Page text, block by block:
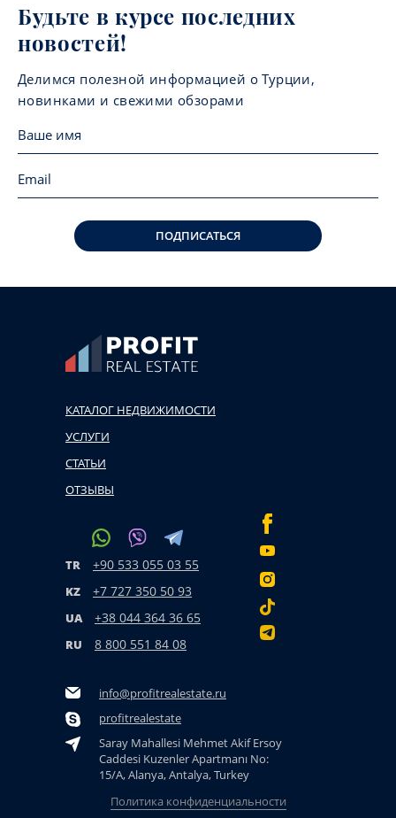
Будьте в курсе последних
новостей!
Делимся полезной информацией о Турции,
новинками и свежими обзорами
ПОДПИСАТЬСЯ
КАТАЛОГ НЕДВИЖИМОСТИ
УСЛУГИ
СТАТЬИ
ОТЗЫВЫ
TR +90 533 055 03 55
KZ +7 727 350 50 93
UA +38 044 364 36 65
RU 8 800 551 84 08
info@profitrealestate.ru
profitrealestate
Saray Mahallesi Mehmet Akif Ersoy
Caddesi Kuzenler Apartmanı No:
15/A, Alanya, Antalya, Turkey
Политика конфиденциальности